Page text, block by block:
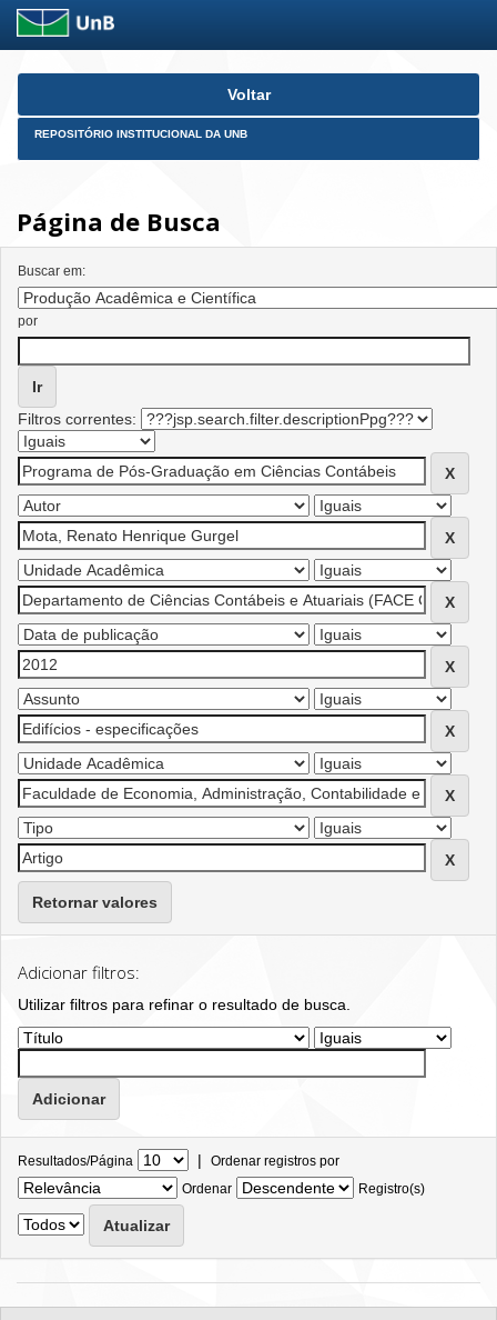
Skip
Voltar
REPOSITÓRIO INSTITUCIONAL DA UNB
Página de Busca
Buscar em:
por
Filtros correntes:
Retornar valores
Adicionar filtros:
Utilizar filtros para refinar o resultado de busca.
Resultados/Página | Ordenar registros por
Ordenar
Registro(s)